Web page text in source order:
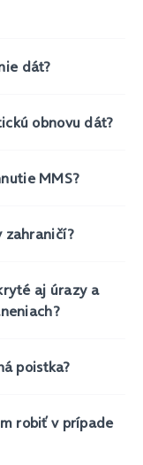
dát?
obnovu dát?
MMS?
zahraničí?
aj úrazy a
poistka?
robiť v prípade